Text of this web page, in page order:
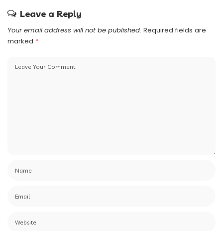
Leave a Reply
Your email address will not be published. Required fields are
marked *